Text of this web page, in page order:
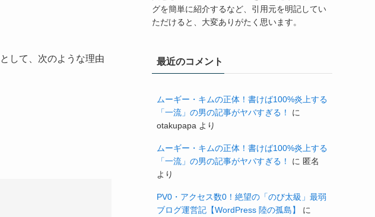
として、次のような理由
グを簡単に紹介するなど、引用元を明記してい
ただけると、大変ありがたく思います。
最近のコメント
ムーギー・キムの正体！書けば100%炎上する
「一流」の男の記事がヤバすぎる！
に
otakupapa より
ムーギー・キムの正体！書けば100%炎上する
「一流」の男の記事がヤバすぎる！
に 匿名
より
PV0・アクセス数0！絶望の「のび太級」最弱
ブログ運営記【WordPress 陸の孤島】
に